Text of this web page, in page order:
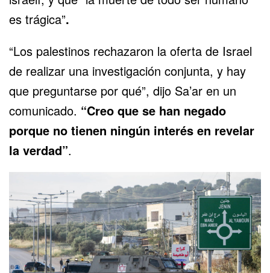
es trágica”.
“Los palestinos rechazaron la oferta de Israel
de realizar una investigación conjunta, y hay
que preguntarse por qué”, dijo Sa’ar en un
comunicado. “Creo que se han negado
porque no tienen ningún interés en revelar
la verdad”.